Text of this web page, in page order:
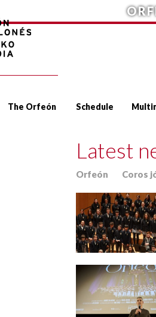
The Orfeón Schedule
Latest
Orfeón Coros